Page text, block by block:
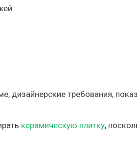
керамическую плитку,